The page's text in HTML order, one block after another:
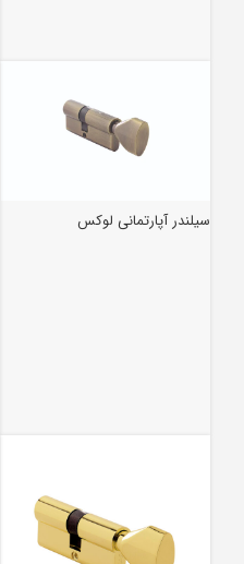
سیلندر آپارتمانی لوکس